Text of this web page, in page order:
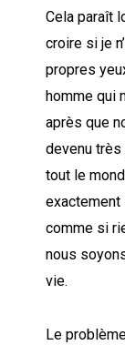
Cela paraît
croire si je
propres
homme qui
après que
devenu très
tout le
exactement
comme si
nous
vie.
Le